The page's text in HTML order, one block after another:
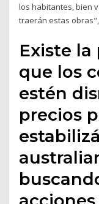
los habitantes, bien
traerán estas
Existe
que los
estén
precios